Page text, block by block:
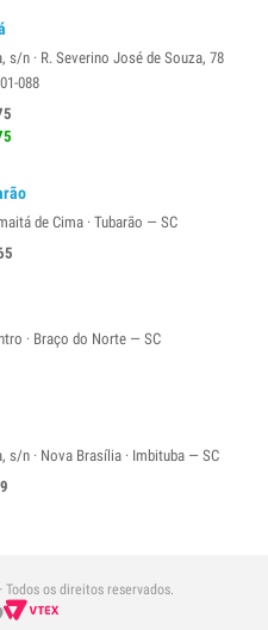
s/n · R. Severino José de Souza, 78
088
de Cima · Tubarão — SC
· Braço do Norte — SC
s/n · Nova Brasília · Imbituba — SC
os direitos reservados.